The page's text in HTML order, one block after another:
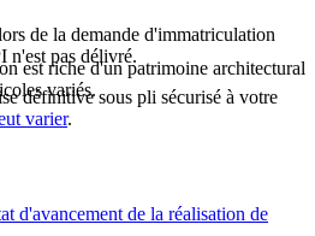
de la demande d'immatriculation
n'est pas délivré.
définitive sous pli sécurisé à votre
varier.
d'avancement de la réalisation de
est riche d'un patrimoine architectural
variés.